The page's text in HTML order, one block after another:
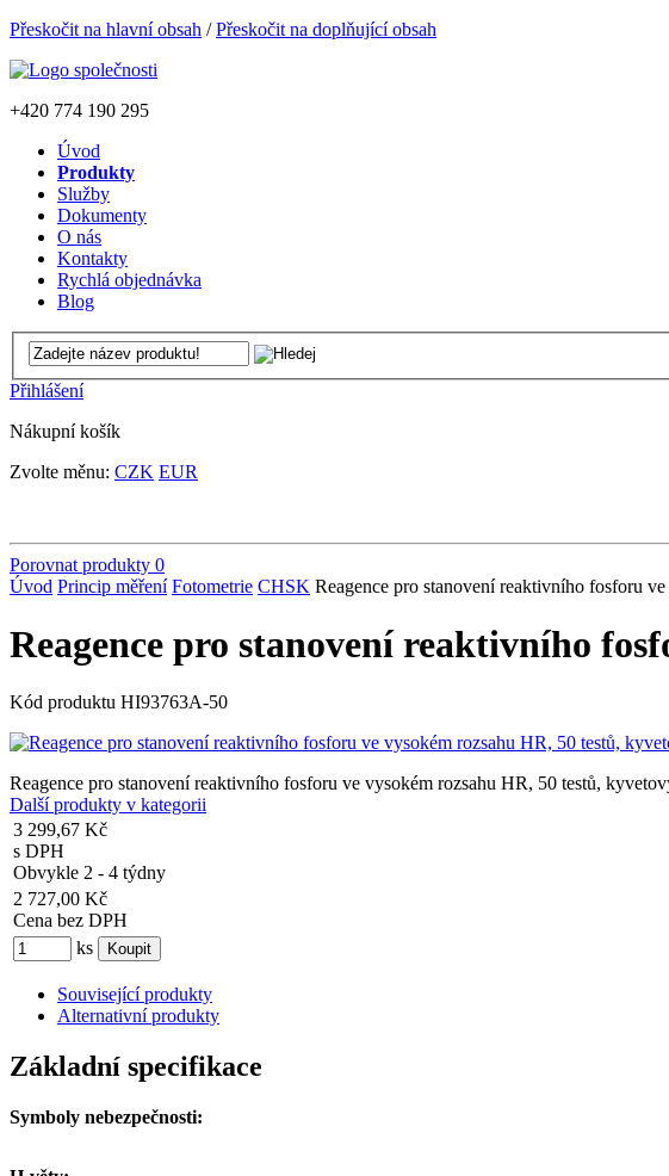
Přeskočit na hlavní obsah /Přeskočit na doplňující obsah
+420 774 190 295
Úvod
Produkty
Služby
Dokumenty
O nás
Kontakty
Rychlá objednávka
Blog
Přihlášení
Nákupní košík
Zvolte měnu: CZK EUR
Porovnat produkty 0
Úvod Princip měření Fotometrie CHSK Reagence pro stanovení reaktivního fosforu
Reagence pro stanovení reaktivního
Kód produktu HI93763A-50
Reagence pro stanovení reaktivního fosforu ve vysokém rozsahu HR, 50 testů,
Další produkty v kategorii
3 299,67 Kč
s DPH
Obvykle 2 - 4 týdny
2 727,00 Kč
Cena bez DPH
ks
Související produkty
Alternativní produkty
Základní specifikace
Symboly nebezpečnosti: